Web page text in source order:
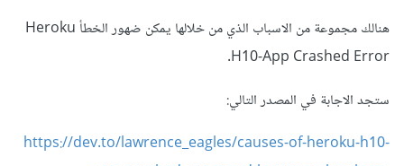
هنالك مجموعة من الاسباب الذي من خلالها يمكن ضهور الخطأ Heroku
H10-App Crashed Error.
ستجد الاجابة في المصدر التالي:
https://dev.to/lawrence_eagles/causes-of-heroku-h10-